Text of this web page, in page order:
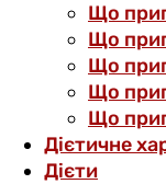
Що
Що
Що
Що
Що
Дієтичне
Дієти